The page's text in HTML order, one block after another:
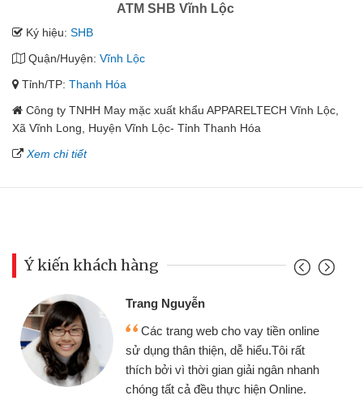
ATM SHB Vĩnh Lộc
Ký hiệu: SHB
Quận/Huyện: Vĩnh Lộc
Tỉnh/TP: Thanh Hóa
Công ty TNHH May mặc xuất khẩu APPARELTECH Vĩnh Lộc,
Xã Vĩnh Long, Huyện Vĩnh Lộc- Tỉnh Thanh Hóa
Xem chi tiết
Ý kiến khách hàng
Trang Nguyễn
Các trang web cho vay tiền online
sử dụng thân thiện, dễ hiểu.Tôi rất
thích bởi vì thời gian giải ngân nhanh
chóng tất cả đều thực hiện Online.